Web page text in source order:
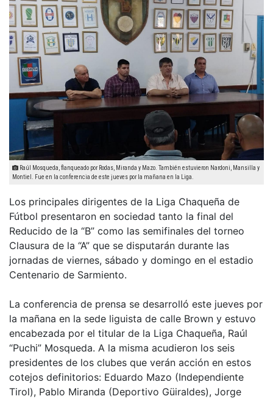
Raúl Mosqueda, flanqueado por Rodas, Miranda y Mazo. También estuvieron Nardoni, Mansilla y
Montiel. Fue en la conferencia de este jueves por la mañana en la Liga.
Los principales dirigentes de la Liga Chaqueña de
Fútbol presentaron en sociedad tanto la final del
Reducido de la “B” como las semifinales del torneo
Clausura de la “A” que se disputarán durante las
jornadas de viernes, sábado y domingo en el estadio
Centenario de Sarmiento.
La conferencia de prensa se desarrolló este jueves por
la mañana en la sede liguista de calle Brown y estuvo
encabezada por el titular de la Liga Chaqueña, Raúl
“Puchi” Mosqueda. A la misma acudieron los seis
presidentes de los clubes que verán acción en estos
cotejos definitorios: Eduardo Mazo (Independiente
Tirol), Pablo Miranda (Deportivo Güiraldes), Jorge